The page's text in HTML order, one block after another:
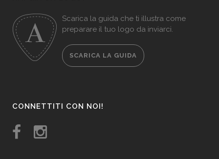
Scarica la guida che ti illustra come
preparare il tuo logo da inviarci.
SCARICA LA GUIDA
CONNETTITI CON NOI!